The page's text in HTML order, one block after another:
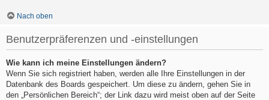
Nach oben
Benutzerpräferenzen und -einstellungen
Wie kann ich meine Einstellungen ändern?
Wenn Sie sich registriert haben, werden alle Ihre Einstellungen in der
Datenbank des Boards gespeichert. Um diese zu ändern, gehen Sie in
den „Persönlichen Bereich“; der Link dazu wird meist oben auf der Seite